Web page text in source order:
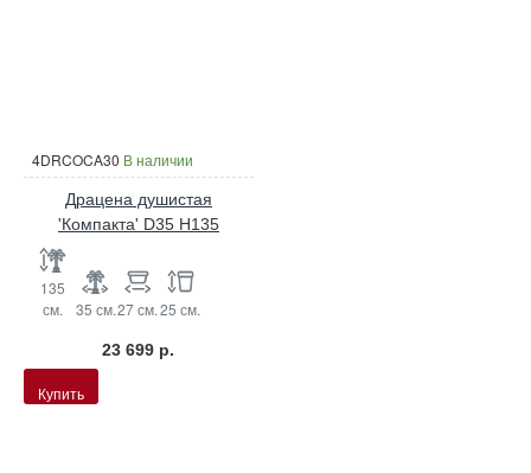
4DRCOCA30 В наличии
Драцена душистая
'Компакта' D35 H135
135
см.
35 см.27 см.25 см.
23 699 р.
Купить